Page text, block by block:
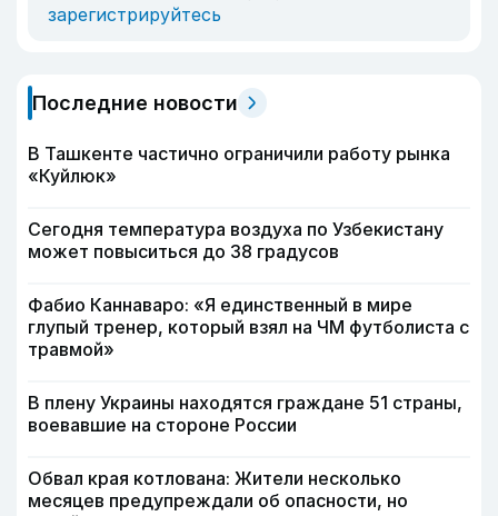
зарегистрируйтесь
Последние новости
В Ташкенте частично ограничили работу рынка
«Куйлюк»
Сегодня температура воздуха по Узбекистану
может повыситься до 38 градусов
Фабио Каннаваро: «Я единственный в мире
глупый тренер, который взял на ЧМ футболиста с
травмой»
В плену Украины находятся граждане 51 страны,
воевавшие на стороне России
Обвал края котлована: Жители несколько
месяцев предупреждали об опасности, но